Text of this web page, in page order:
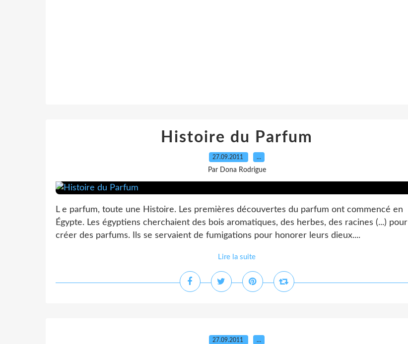
Histoire du Parfum
27.09.2011 …
Par Dona Rodrigue
L e parfum, toute une Histoire. Les premières découvertes du parfum ont commencé en
Égypte. Les égyptiens cherchaient des bois aromatiques, des herbes, des racines (...) pour
créer des parfums. Ils se servaient de fumigations pour honorer leurs dieux....
Lire la suite
27.09.2011 …